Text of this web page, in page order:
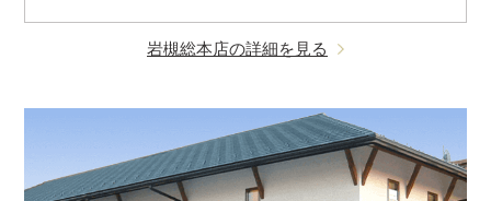
岩槻総本店の詳細を見る